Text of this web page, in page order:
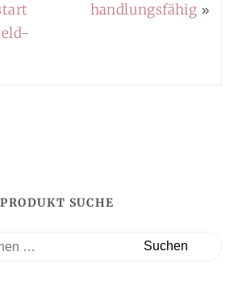
handlungsfähig »
PRODUKT SUCHE
Suchen